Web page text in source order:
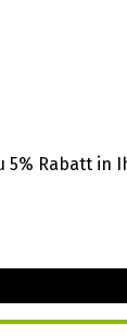
5% Rabatt in